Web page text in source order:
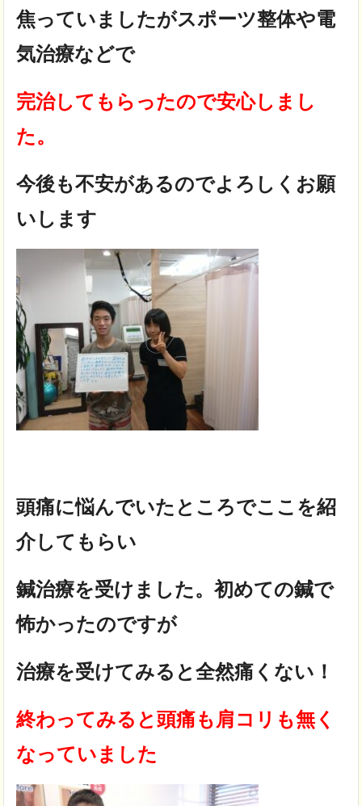
焦っていましたがスポーツ整体や電
気治療などで
完治してもらったので安心しまし
た。
今後も不安があるのでよろしくお願
いします
頭痛に悩んでいたところでここを紹
介してもらい
鍼治療を受けました。初めての鍼で
怖かったのですが
治療を受けてみると全然痛くない！
終わってみると頭痛も肩コリも無く
なっていました